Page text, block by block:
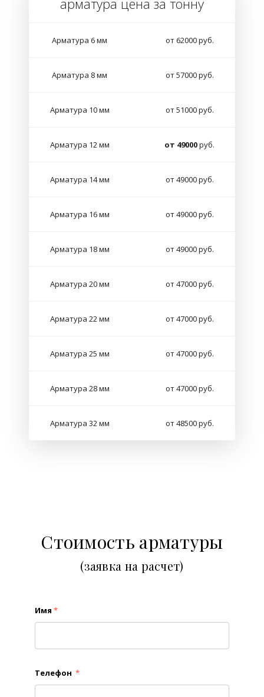
арматура цена за тонну
Арматура 6 мм от 62000 руб.
Арматура 8 мм от 57000 руб.
Арматура 10 мм от 51000 руб.
Арматура 12 мм от 49000руб.
Арматура 14 мм от 49000 руб.
Арматура 16 мм от 49000 руб.
Арматура 18 мм от 49000 руб.
Арматура 20 мм от 47000 руб.
Арматура 22 мм от 47000 руб.
Арматура 25 мм от 47000 руб.
Арматура 28 мм от 47000 руб.
Арматура 32 мм от 48500 руб.
Стоимость арматуры
(заявка на расчет)
Имя *
Телефон *